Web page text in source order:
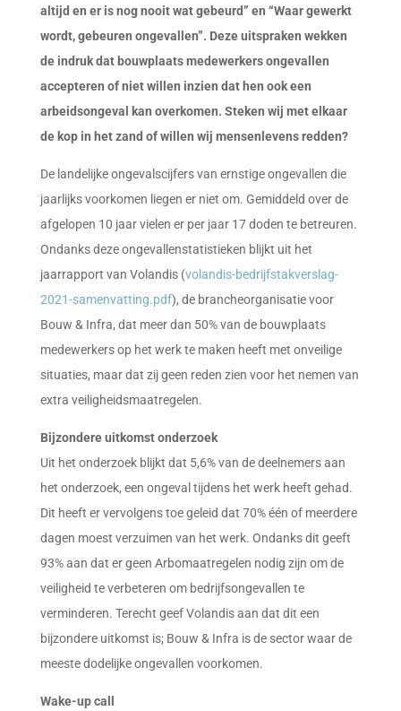
altijd en er is nog nooit wat gebeurd” en “Waar gewerkt
wordt, gebeuren ongevallen”. Deze uitspraken wekken
de indruk dat bouwplaats medewerkers ongevallen
accepteren of niet willen inzien dat hen ook een
arbeidsongeval kan overkomen. Steken wij met elkaar
de kop in het zand of willen wij mensenlevens redden?
De landelijke ongevalscijfers van ernstige ongevallen die
jaarlijks voorkomen liegen er niet om. Gemiddeld over de
afgelopen 10 jaar vielen er per jaar 17 doden te betreuren.
Ondanks deze ongevallenstatistieken blijkt uit het
jaarrapport van Volandis (volandis-bedrijfstakverslag-
2021-samenvatting.pdf), de brancheorganisatie voor
Bouw & Infra, dat meer dan 50% van de bouwplaats
medewerkers op het werk te maken heeft met onveilige
situaties, maar dat zij geen reden zien voor het nemen van
extra veiligheidsmaatregelen.
Bijzondere uitkomst onderzoek
Uit het onderzoek blijkt dat 5,6% van de deelnemers aan
het onderzoek, een ongeval tijdens het werk heeft gehad.
Dit heeft er vervolgens toe geleid dat 70% één of meerdere
dagen moest verzuimen van het werk. Ondanks dit geeft
93% aan dat er geen Arbomaatregelen nodig zijn om de
veiligheid te verbeteren om bedrijfsongevallen te
verminderen. Terecht geef Volandis aan dat dit een
bijzondere uitkomst is; Bouw & Infra is de sector waar de
meeste dodelijke ongevallen voorkomen.
Wake-up call